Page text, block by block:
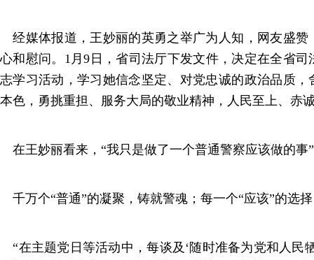
经媒体报道，王妙丽的英勇之举广为人知，网友盛赞
心和慰问。1月9日，省司法厅下发文件，决定在全省
志学习活动，学习她信念坚定、对党忠诚的政治品质
本色，勇挑重担、服务大局的敬业精神，人民至上、赤
在王妙丽看来，“我只是做了一个普通警察应该做的事
千万个“普通”的凝聚，铸就警魂；每一个“应该”的选
“在主题党日等活动中，每谈及‘随时准备为党和人民